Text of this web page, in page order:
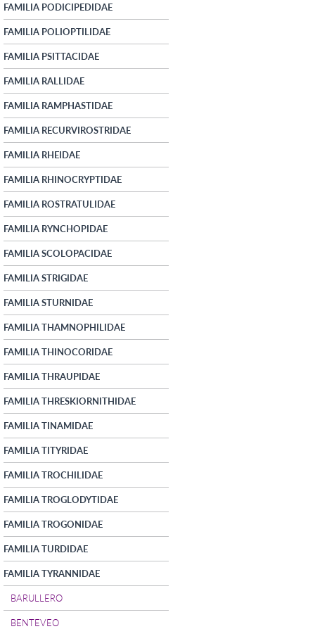
FAMILIA PODICIPEDIDAE
FAMILIA POLIOPTILIDAE
FAMILIA PSITTACIDAE
FAMILIA RALLIDAE
FAMILIA RAMPHASTIDAE
FAMILIA RECURVIROSTRIDAE
FAMILIA RHEIDAE
FAMILIA RHINOCRYPTIDAE
FAMILIA ROSTRATULIDAE
FAMILIA RYNCHOPIDAE
FAMILIA SCOLOPACIDAE
FAMILIA STRIGIDAE
FAMILIA STURNIDAE
FAMILIA THAMNOPHILIDAE
FAMILIA THINOCORIDAE
FAMILIA THRAUPIDAE
FAMILIA THRESKIORNITHIDAE
FAMILIA TINAMIDAE
FAMILIA TITYRIDAE
FAMILIA TROCHILIDAE
FAMILIA TROGLODYTIDAE
FAMILIA TROGONIDAE
FAMILIA TURDIDAE
FAMILIA TYRANNIDAE
BARULLERO
BENTEVEO